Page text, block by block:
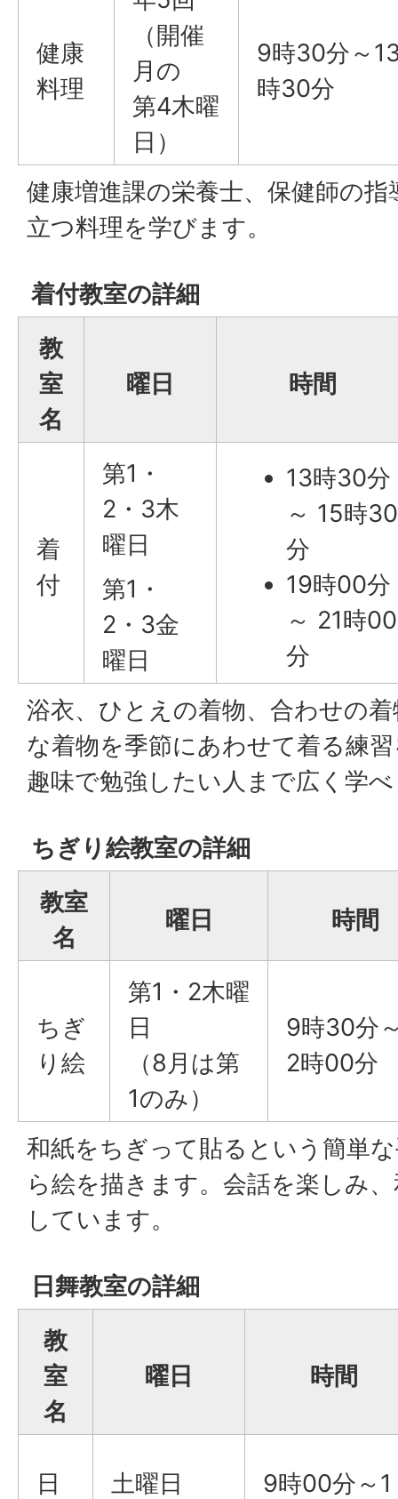
健康
料理
（開催
月の
第4木曜
日）
9時30分～
時30分
健康増進課の栄養士、保健師の
立つ料理を学びます。
着付教室の詳細
教
室
名
曜日 時間
着
付
第1・
2・3木
曜日
第1・
2・3金
曜日
13時30分
～ 15時30
分
19時00分
～ 21時00
分
浴衣、ひとえの着物、合わせの
な着物を季節にあわせて着る練
趣味で勉強したい人まで広く学
ちぎり絵教室の詳細
教室
名
曜日 時間
ちぎ
り絵
第1・2木曜
日
（8月は第
1のみ）
9時30分
2時00分
和紙をちぎって貼るという簡単
ら絵を描きます。会話を楽しみ
しています。
日舞教室の詳細
教
室
名
曜日 時間
日
土曜日
9時00分～1